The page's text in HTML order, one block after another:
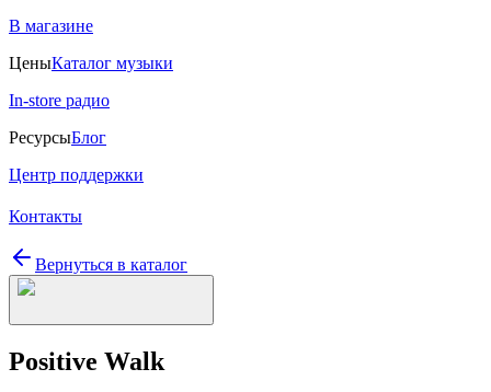
В магазине
ЦеныКаталог музыки
In-store радио
РесурсыБлог
Центр поддержки
Контакты
Вернуться в каталог
Positive Walk